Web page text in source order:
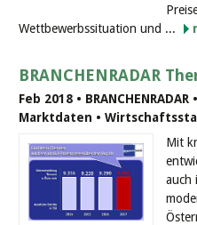
Wettbewerbssituation und ...
BRANCHENRADAR
Feb 2018 •
Marktdaten •
Mit
auch